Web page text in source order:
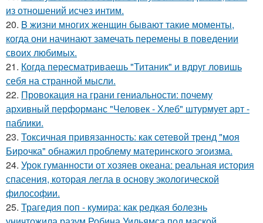
из отношений исчез интим.
20. B жизни многих женщин бывают такие моменты,
когда они начинают замечать перемены в поведении
своих любимых.
21. Когда пересматриваешь "Титаник" и вдруг ловишь
себя на странной мысли.
22. Провокация на грани гениальности: почему
архивный перформанс "Человек - Хлеб" штурмует арт -
паблики.
23. Токсичная привязанность: как сетевой тренд "моя
Бирочка" обнажил проблему материнского эгоизма.
24. Урок гуманности от хозяев океана: реальная история
спасения, которая легла в основу экологической
философии.
25. Трагедия поп - кумира: как редкая болезнь